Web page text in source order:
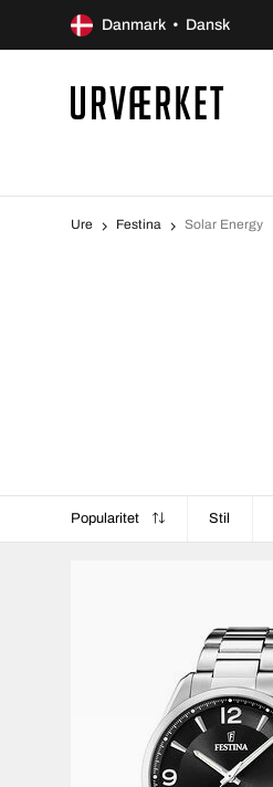
Danmark • Dansk
Ure Festina Solar Energy
Popularitet Stil